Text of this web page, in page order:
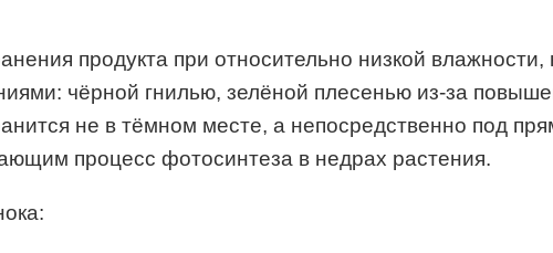
продукта при относительно низкой
чёрной гнилью, зелёной плесенью из-за
не в тёмном месте, а непосредственно под
процесс фотосинтеза в недрах растения.